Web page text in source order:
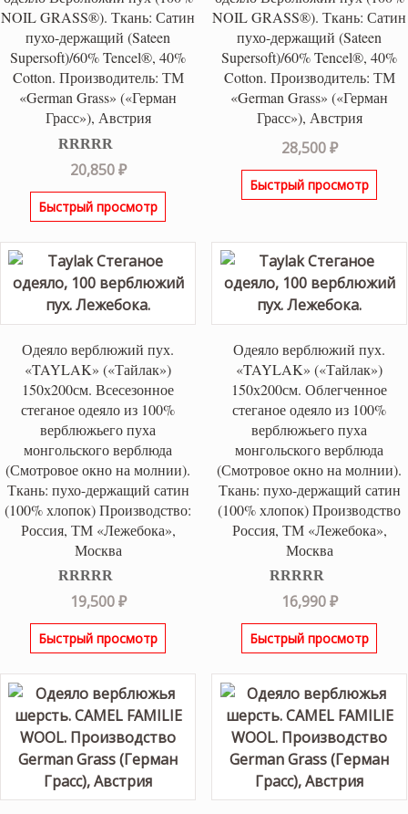
NOIL GRASS®). Ткань: Сатин
пухо-держащий (Sateen
Supersoft)/60% Tencel®, 40%
Cotton. Производитель: ТМ
«German Grass» («Герман
Грасс»), Австрия
Оценка5.00
из 5
20,850₽
Быстрый просмотр
NOIL GRASS®). Ткань: Сатин
пухо-держащий (Sateen
Supersoft)/60% Tencel®, 40%
Cotton. Производитель: ТМ
«German Grass» («Герман
Грасс»), Австрия
28,500₽
Быстрый просмотр
Одеяло верблюжий пух.
«TAYLAK» («Тайлак»)
150х200см. Всесезонное
стеганое одеяло из 100%
верблюжьего пуха
монгольского верблюда
(Смотровое окно на молнии).
Ткань: пухо-держащий сатин
(100% хлопок) Производство:
Россия, ТМ «Лежебока»,
Москва
Оценка5.00
из 5
19,500₽
Быстрый просмотр
Одеяло верблюжий пух.
«TAYLAK» («Тайлак»)
150х200см. Облегченное
стеганое одеяло из 100%
верблюжьего пуха
монгольского верблюда
(Смотровое окно на молнии).
Ткань: пухо-держащий сатин
(100% хлопок) Производство
Россия, ТМ «Лежебока»,
Москва
Оценка5.00
из 5
16,990₽
Быстрый просмотр